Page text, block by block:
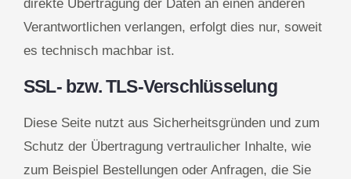
direkte Übertragung der Daten an einen anderen
Verantwortlichen verlangen, erfolgt dies nur, soweit
es technisch machbar ist.
SSL- bzw. TLS-Verschlüsselung
Diese Seite nutzt aus Sicherheitsgründen und zum
Schutz der Übertragung vertraulicher Inhalte, wie
zum Beispiel Bestellungen oder Anfragen, die Sie